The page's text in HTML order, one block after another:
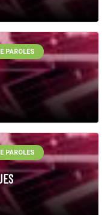
PAROLES
PAROLES